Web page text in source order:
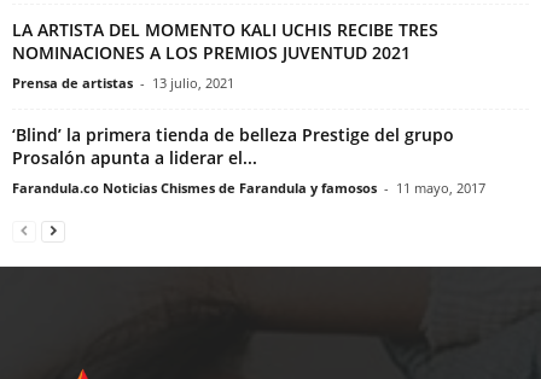
LA ARTISTA DEL MOMENTO KALI UCHIS RECIBE TRES
NOMINACIONES A LOS PREMIOS JUVENTUD 2021
Prensa de artistas - 13 julio, 2021
‘Blind’ la primera tienda de belleza Prestige del grupo
Prosalón apunta a liderar el...
Farandula.co Noticias Chismes de Farandula y famosos - 11 mayo, 2017